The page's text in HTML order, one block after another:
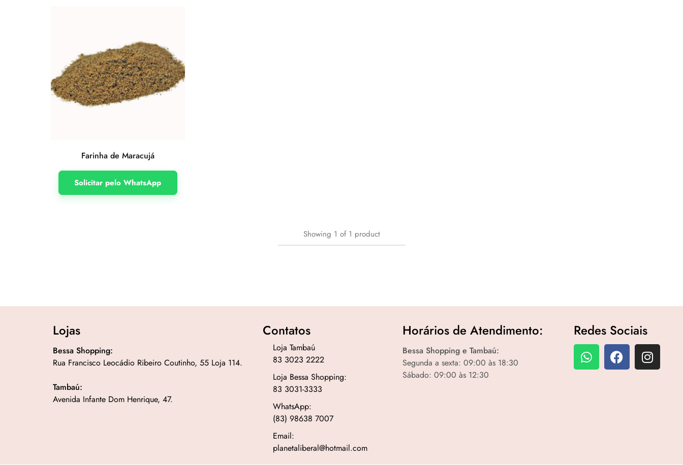
Farinha de Maracujá
Solicitar pelo WhatsApp
Showing 1 of 1 product
Lojas
Bessa Shopping:
Rua Francisco Leocádio Ribeiro Coutinho, 55 Loja 114.
Tambaú:
Avenida Infante Dom Henrique, 47.
Contatos
Loja Tambaú
83 3023 2222
Loja Bessa Shopping:
83 3031-3333
WhatsApp:
(83) 98638 7007
Email:
planetaliberal@hotmail.com
Horários de Atendimento:
Bessa Shopping e Tambaú:
Segunda a sexta: 09:00 às 18:30
Sábado: 09:00 às 12:30
Redes Sociais